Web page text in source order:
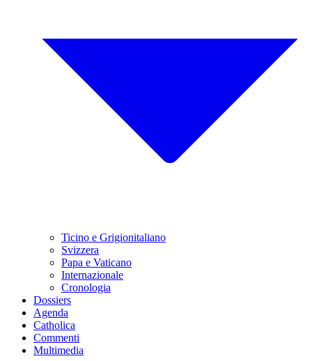
Ticino e Grigionitaliano
Svizzera
Papa e Vaticano
Internazionale
Cronologia
Dossiers
Agenda
Catholica
Commenti
Multimedia